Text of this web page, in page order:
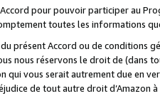
pour pouvoir participer au
toutes les informations
présent Accord ou de conditions
nous réservons le droit de (dans
qui vous serait autrement due en
de tout autre droit